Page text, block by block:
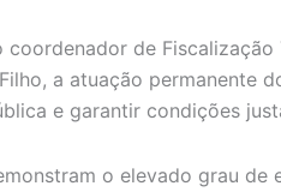
de
a atuação permanente
e garantir condições
o elevado grau